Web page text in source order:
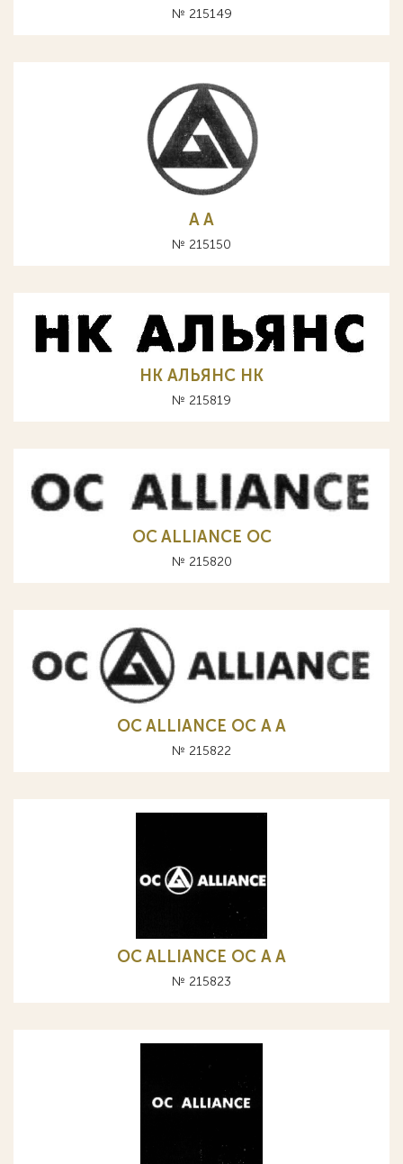
№ 215149
A А
№ 215150
НК АЛЬЯНС HK
№ 215819
OC ALLIANCE ОС
№ 215820
OC ALLIANCE ОС A А
№ 215822
OC ALLIANCE ОС A А
№ 215823